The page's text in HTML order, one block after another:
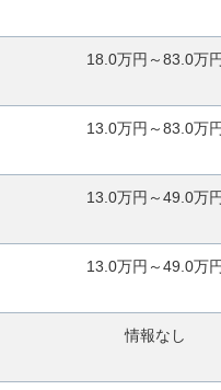
18.0万円～83.0万円
13.0万円～83.0万円
13.0万円～49.0万円
13.0万円～49.0万円
情報なし